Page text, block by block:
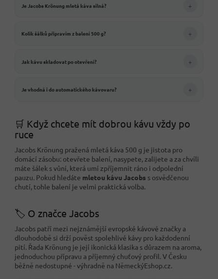
Je Jacobs Krönung mletá káva silná? +
Kolik šálků připravím z balení 500 g? +
Jak kávu skladovat po otevření? +
Je vhodná i do automatického kávovaru? +
🛒 Když chcete mít dobrou kávu vždy po
ruce
Jacobs Krönung pražená mletá káva 500 g je jistota pro
domácí zásobu: otevřete balení, nasypete, zalijete a za chvíli
máte šálek s vůní, která umí zpříjemnit ráno i odpolední
pauzu. Pokud hledáte mletou kávu Jacobs s osvědčenou
chutí, tohle balení je velmi praktická volba.
🏷️ O značce Jacobs
Jacobs patří mezi nejznámější evropské kávové značky a
dlouhodobě si drží pověst spolehlivé kávy pro každodenní
pití. Řada Krönung je její ikonická klasika s důrazem na aroma,
jednoduchou přípravu a příjemný chuťový profil. V Česku
běžně nedostupné - výhradně na NěmeckýEshop.cz.